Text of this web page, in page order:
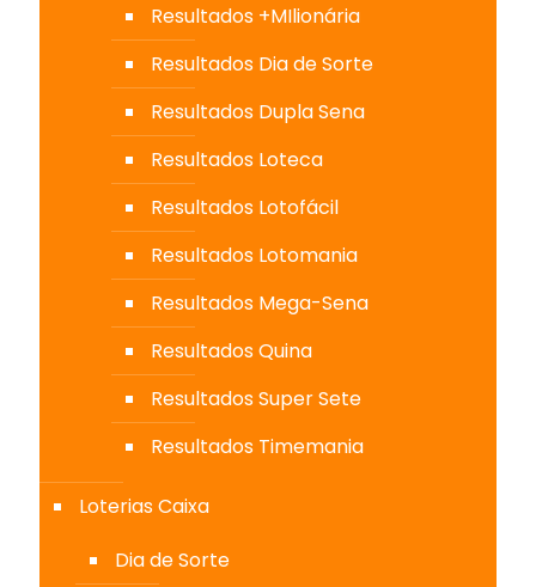
Resultados +MIlionária
Resultados Dia de Sorte
Resultados Dupla Sena
Resultados Loteca
Resultados Lotofácil
Resultados Lotomania
Resultados Mega-Sena
Resultados Quina
Resultados Super Sete
Resultados Timemania
Loterias Caixa
Dia de Sorte